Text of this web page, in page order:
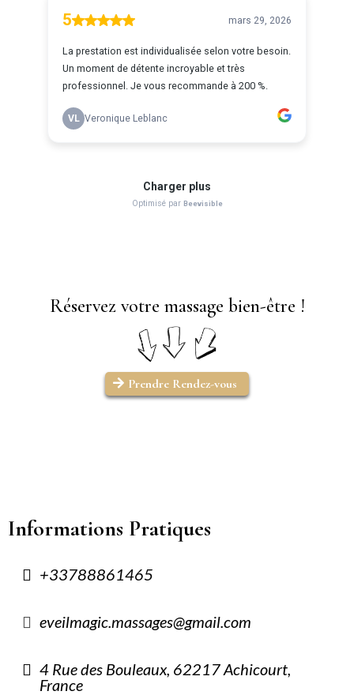
Réservez votre massage bien-être !
Prendre Rendez-vous
Informations Pratiques
+33788861465
eveilmagic.massages@gmail.com
4 Rue des Bouleaux, 62217 Achicourt,
France